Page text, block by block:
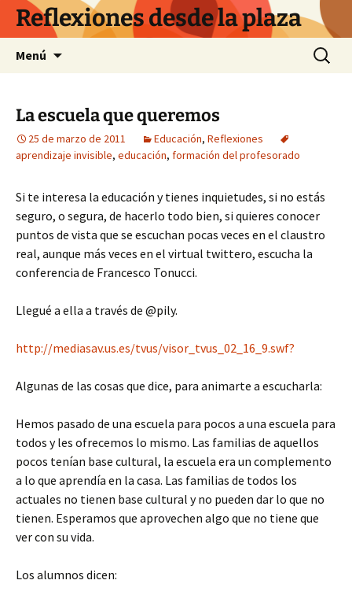
Saltar
contenido
Reflexiones desde la plaza
Menú Buscar:
La escuela que queremos
25 de marzo de 2011 Educación, Reflexiones
aprendizaje invisible, educación, formación del profesorado
Si te interesa la educación y tienes inquietudes, si no estás
seguro, o segura, de hacerlo todo bien, si quieres conocer
puntos de vista que se escuchan pocas veces en el claustro
real, aunque más veces en el virtual twittero, escucha la
conferencia de Francesco Tonucci.
Llegué a ella a través de @pily.
http://mediasav.us.es/tvus/visor_tvus_02_16_9.swf?
Algunas de las cosas que dice, para animarte a escucharla:
Hemos pasado de una escuela para pocos a una escuela para
todos y les ofrecemos lo mismo. Las familias de aquellos
pocos tenían base cultural, la escuela era un complemento
a lo que aprendía en la casa. Las familias de todos los
actuales no tienen base cultural y no pueden dar lo que no
tienen. Esperamos que aprovechen algo que no tiene que
ver con su vida.
Los alumnos dicen: